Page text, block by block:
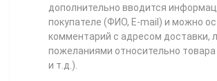
дополнительно вводится
покупателе (ФИО, E-mail) и можно
комментарий с адресом доставки,
пожеланиями относительно
и т.д.).